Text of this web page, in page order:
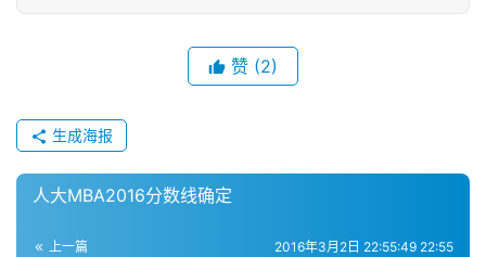
A
询
答
赞 (2)
生成海报
人大MBA2016分数线确定
上一篇 2016年3月2日 22:55:49 22:55